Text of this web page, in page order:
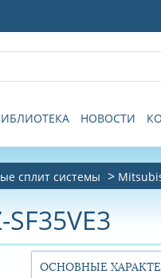
НОВОСТИ
сплит системы
ОСНОВНЫЕ